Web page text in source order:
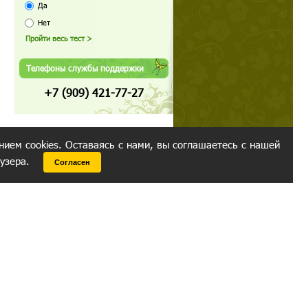
Да
Нет
Телефоны службы поддержки
+7 (909) 421-77-27
cookies. Оставаясь с нами, вы соглашаетесь с нашей
Согласен